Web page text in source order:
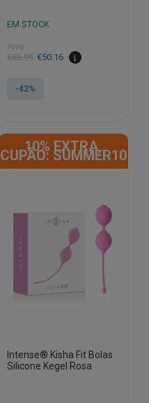
EM STOCK
PVPR
€85.95
O
original
€50.16
O
atual
-42%
10% EXTRA,
CUPÃO: SUMMER10
Intense® Kisha Fit Bolas
Silicone Kegel Rosa